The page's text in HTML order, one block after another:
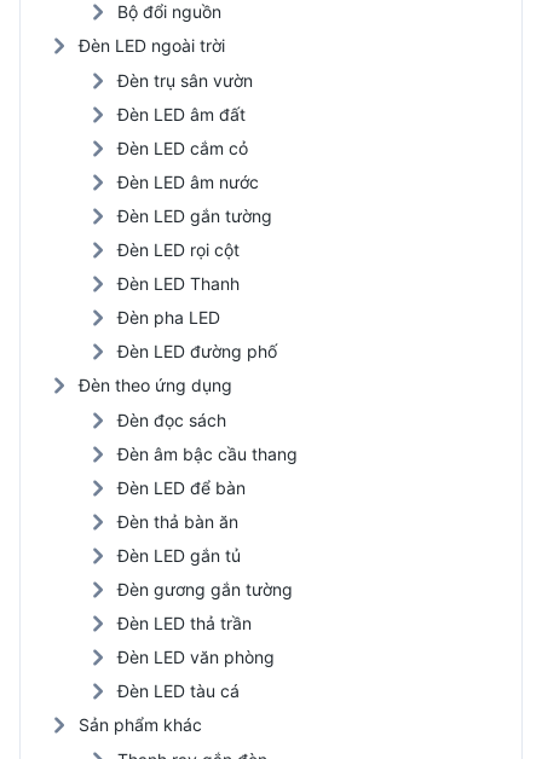
Bộ đổi nguồn
Đèn LED ngoài trời
Đèn trụ sân vườn
Đèn LED âm đất
Đèn LED cắm cỏ
Đèn LED âm nước
Đèn LED gắn tường
Đèn LED rọi cột
Đèn LED Thanh
Đèn pha LED
Đèn LED đường phố
Đèn theo ứng dụng
Đèn đọc sách
Đèn âm bậc cầu thang
Đèn LED để bàn
Đèn thả bàn ăn
Đèn LED gắn tủ
Đèn gương gắn tường
Đèn LED thả trần
Đèn LED văn phòng
Đèn LED tàu cá
Sản phẩm khác